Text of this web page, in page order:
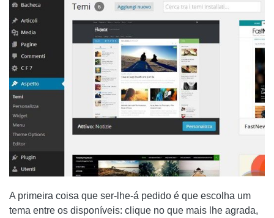
A primeira coisa que ser-lhe-á pedido é que escolha um
tema entre os disponíveis: clique no que mais lhe agrada,